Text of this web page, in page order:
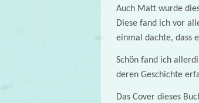
Auch Matt wurde
Diese fand ich vor
einmal dachte, dass
Schön fand ich
deren Geschichte
Das Cover dieses